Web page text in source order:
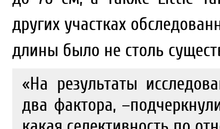
других участках
длины было не столь
«На результаты
два фактора,